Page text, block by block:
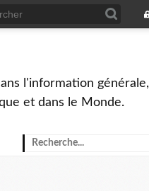
l'information générale,
et dans le Monde.